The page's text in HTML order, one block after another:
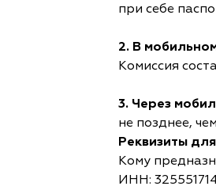
при себе
2. В
Комиссия
3. Через
не позднее,
Реквизиты
Кому
ИНН: